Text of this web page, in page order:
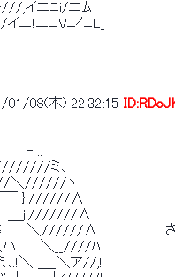
ニﾆi/ニﾑ
!ニﾆVﾆｲﾆL_
01/08(木) 22:32:15
..
ミ､
ヽ
}'//////∧
j'///////∧
∧　　　　　　　さ、
　 ＼__////ﾊ
ア//,!　　　　　　　　「